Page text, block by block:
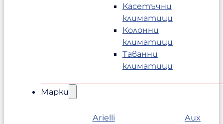
Касетъчни
климатици
Колонни
климатици
Таванни
климатици
Марки
Arielli
Aux